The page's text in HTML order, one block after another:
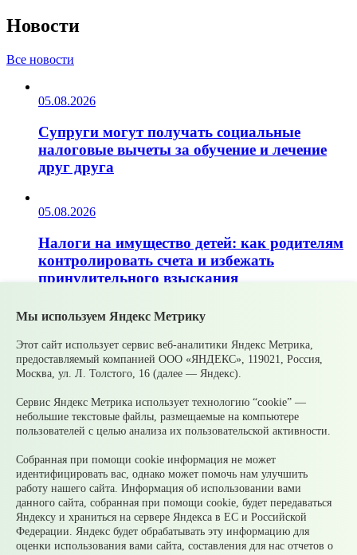
Новости
Все новости
05.08.2026
Супруги могут получать социальные
налоговые вычеты за обучение и лечение
друг друга
05.08.2026
Налоги на имущество детей: как родителям
контролировать счета и избежать
принудительного взыскания
05.08.2026
Рассчитать налог по прогрессивной шкале
удобнее с помощью онлайн – калькулятора
05.08.2026
Гроза приближается: как обезопасить себя и
своих близких?
Мы используем Яндекс Метрику
Этот сайт использует сервис веб-аналитики Яндекс Метрика,
предоставляемый компанией ООО «ЯНДЕКС», 119021, Россия,
Москва, ул. Л. Толстого, 16 (далее — Яндекс).
Сервис Яндекс Метрика использует технологию “cookie” —
небольшие текстовые файлы, размещаемые на компьютере
пользователей с целью анализа их пользовательской активности.
Собранная при помощи cookie информация не может
идентифицировать вас, однако может помочь нам улучшить
работу нашего сайта. Информация об использовании вами
данного сайта, собранная при помощи cookie, будет передаваться
Яндексу и храниться на сервере Яндекса в ЕС и Российской
Федерации. Яндекс будет обрабатывать эту информацию для
оценки использования вами сайта, составления для нас отчетов о
© 2026 Официальный сайт Муниципального округа
Среднеуральск Свердловской области
Карта сайта Архив